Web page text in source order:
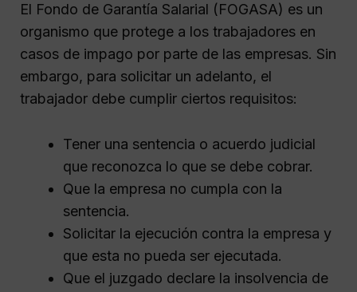
El Fondo de Garantía Salarial (FOGASA) es un
organismo que protege a los trabajadores en
casos de impago por parte de las empresas. Sin
embargo, para solicitar un adelanto, el
trabajador debe cumplir ciertos requisitos:
Tener una sentencia o acuerdo judicial
que reconozca lo que se debe cobrar.
Que la empresa no cumpla con la
sentencia.
Solicitar la ejecución contra la empresa y
que esta no pueda ser ejecutada.
Que el juzgado declare la insolvencia de